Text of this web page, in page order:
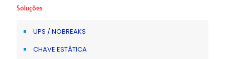
Soluções
UPS / NOBREAKS
CHAVE ESTÁTICA